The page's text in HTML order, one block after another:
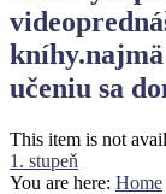
kníhy.
učeniu sa
This item is not
1. stupeň
You are here: Home